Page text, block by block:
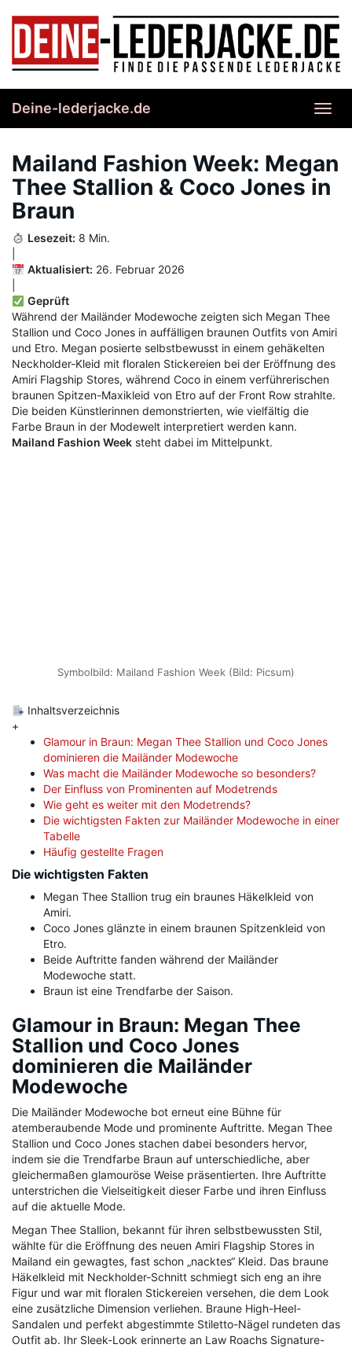
content
Deine-lederjacke.de
Mailand Fashion Week: Megan
Thee Stallion & Coco Jones in
Braun
Lesezeit: 8 Min.
Aktualisiert: 26. Februar 2026
Geprüft
Während der Mailänder Modewoche zeigten sich Megan Thee
Stallion und Coco Jones in auffälligen braunen Outfits von Amiri
und Etro. Megan posierte selbstbewusst in einem gehäkelten
Neckholder-Kleid mit floralen Stickereien bei der Eröffnung des
Amiri Flagship Stores, während Coco in einem verführerischen
braunen Spitzen-Maxikleid von Etro auf der Front Row strahlte.
Die beiden Künstlerinnen demonstrierten, wie vielfältig die
Farbe Braun in der Modewelt interpretiert werden kann.
Mailand Fashion Week steht dabei im Mittelpunkt.
Symbolbild: Mailand Fashion Week (Bild: Picsum)
Inhaltsverzeichnis
+
Glamour in Braun: Megan Thee Stallion und Coco Jones
dominieren die Mailänder Modewoche
Was macht die Mailänder Modewoche so besonders?
Der Einfluss von Prominenten auf Modetrends
Wie geht es weiter mit den Modetrends?
Die wichtigsten Fakten zur Mailänder Modewoche in einer
Tabelle
Häufig gestellte Fragen
Die wichtigsten Fakten
Megan Thee Stallion trug ein braunes Häkelkleid von
Amiri.
Coco Jones glänzte in einem braunen Spitzenkleid von
Etro.
Beide Auftritte fanden während der Mailänder
Modewoche statt.
Braun ist eine Trendfarbe der Saison.
Glamour in Braun: Megan Thee
Stallion und Coco Jones
dominieren die Mailänder
Modewoche
Die Mailänder Modewoche bot erneut eine Bühne für
atemberaubende Mode und prominente Auftritte. Megan Thee
Stallion und Coco Jones stachen dabei besonders hervor,
indem sie die Trendfarbe Braun auf unterschiedliche, aber
gleichermaßen glamouröse Weise präsentierten. Ihre Auftritte
unterstrichen die Vielseitigkeit dieser Farbe und ihren Einfluss
auf die aktuelle Mode.
Megan Thee Stallion, bekannt für ihren selbstbewussten Stil,
wählte für die Eröffnung des neuen Amiri Flagship Stores in
Mailand ein gewagtes, fast schon „nacktes“ Kleid. Das braune
Häkelkleid mit Neckholder-Schnitt schmiegt sich eng an ihre
Figur und war mit floralen Stickereien versehen, die dem Look
eine zusätzliche Dimension verliehen. Braune High-Heel-
Sandalen und perfekt abgestimmte Stiletto-Nägel rundeten das
Outfit ab. Ihr Sleek-Look erinnerte an Law Roachs Signature-